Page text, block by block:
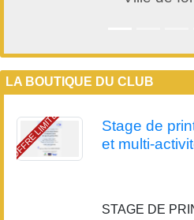
LA BOUTIQUE DU CLUB
OFFRE LIMITÉE
Stage de
et multi-
STAGE DE